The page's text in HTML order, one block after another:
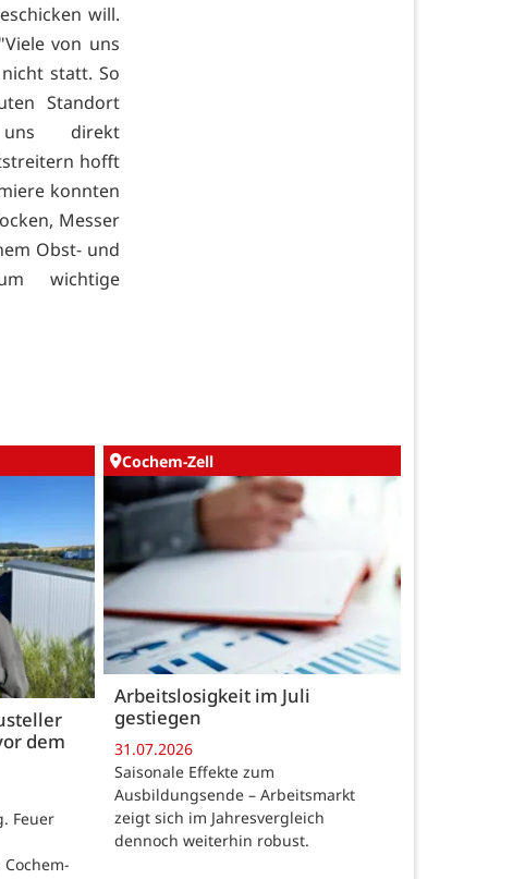
will.
von uns
statt. So
Standort
direkt
hofft
konnten
Messer
Obst- und
wichtige
dem
Feuer
Cochem-Zell
Arbeitslosigkeit im Juli
gestiegen
31.07.2026
Saisonale Effekte zum
Ausbildungsende – Arbeitsmarkt
zeigt sich im Jahresvergleich
dennoch weiterhin robust.